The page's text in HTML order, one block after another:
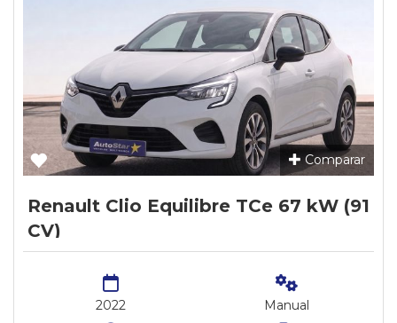
Comparar
Renault Clio Equilibre TCe 67 kW (91
CV)
2022 Manual